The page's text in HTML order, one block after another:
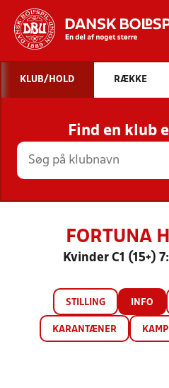
STILLINGER,
KLUB/HOLD RÆKKE
Find en klub
FORTUNA
Kvinder C1 (15+)
STILLING INFO
KARANTÆNER